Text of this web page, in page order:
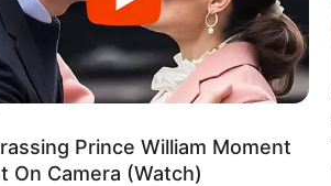
Prince William Moment
On Camera (Watch)